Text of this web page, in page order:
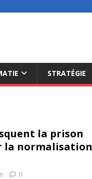
STRATÉGIE
la prison
la normalisation
0